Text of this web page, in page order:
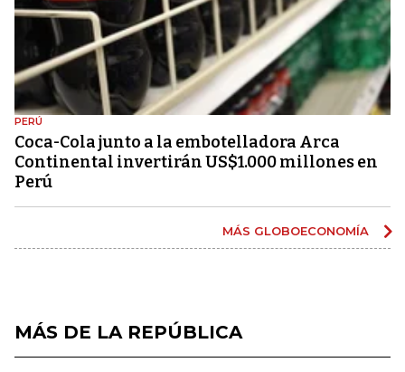
PERÚ
Coca-Cola junto a la embotelladora Arca
Continental invertirán US$1.000 millones en
Perú
MÁS GLOBOECONOMÍA
MÁS DE LA REPÚBLICA